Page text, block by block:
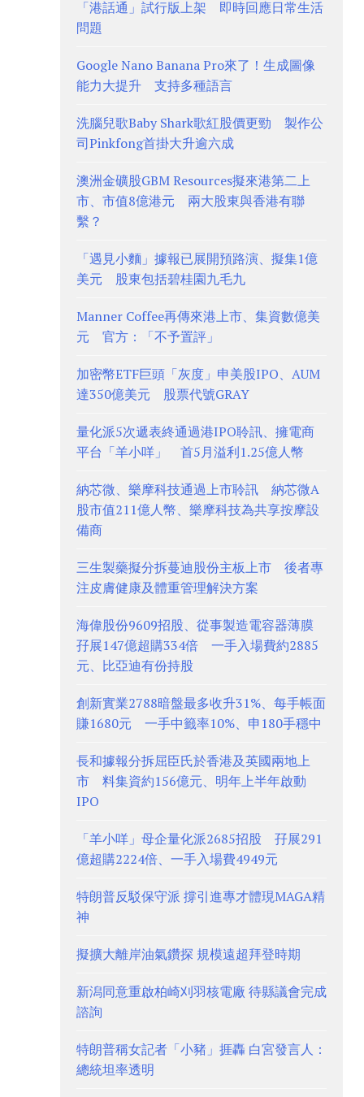
「港話通」試行版上架 即時回應日常生活
問題
Google Nano Banana Pro來了！生成圖像
能力大提升 支持多種語言
洗腦兒歌Baby Shark歌紅股價更勁 製作公
司Pinkfong首掛大升逾六成
澳洲金礦股GBM Resources擬來港第二上
市、市值8億港元 兩大股東與香港有聯
繫？
「遇見小麵」據報已展開預路演、擬集1億
美元 股東包括碧桂園九毛九
Manner Coffee再傳來港上市、集資數億美
元 官方：「不予置評」
加密幣ETF巨頭「灰度」申美股IPO、AUM
達350億美元 股票代號GRAY
量化派5次遞表終通過港IPO聆訊、擁電商
平台「羊小咩」 首5月溢利1.25億人幣
納芯微、樂摩科技通過上市聆訊 納芯微A
股市值211億人幣、樂摩科技為共享按摩設
備商
三生製藥擬分拆蔓迪股份主板上市 後者專
注皮膚健康及體重管理解決方案
海偉股份9609招股、從事製造電容器薄膜
孖展147億超購334倍 一手入場費約2885
元、比亞迪有份持股
創新實業2788暗盤最多收升31%、每手帳面
賺1680元 一手中籤率10%、申180手穩中
長和據報分拆屈臣氏於香港及英國兩地上
市 料集資約156億元、明年上半年啟動
IPO
「羊小咩」母企量化派2685招股 孖展291
億超購2224倍、一手入場費4949元
特朗普反駁保守派 撐引進專才體現MAGA精
神
擬擴大離岸油氣鑽探 規模遠超拜登時期
新潟同意重啟柏崎刈羽核電廠 待縣議會完成
諮詢
特朗普稱女記者「小豬」捱轟 白宮發言人：
總統坦率透明